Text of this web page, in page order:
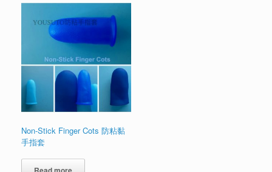
Non-Stick Finger Cots 防粘黏
手指套